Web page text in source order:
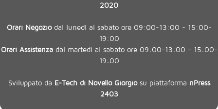
2020
Orari Negoziodal lunedì al sabato ore 09:00-13:00 - 15:00-
19:00
Orari Assistenzadal martedì al sabato ore 09:00-13:00 - 15:00-
19:00
Sviluppato da E-Tech di Novello Giorgiosu piattaforma nPress
2403